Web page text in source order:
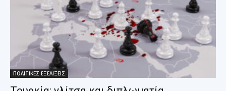
ΠΟΛΙΤΙΚΕΣ ΕΞΕΛΙΞΕΙΣ